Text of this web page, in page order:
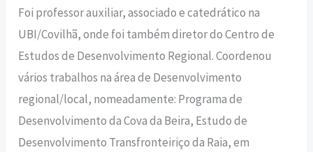
Foi professor auxiliar, associado e catedrático na
UBI/Covilhã, onde foi também diretor do Centro de
Estudos de Desenvolvimento Regional. Coordenou
vários trabalhos na área de Desenvolvimento
regional/local, nomeadamente: Programa de
Desenvolvimento da Cova da Beira, Estudo de
Desenvolvimento Transfronteiriço da Raia, em